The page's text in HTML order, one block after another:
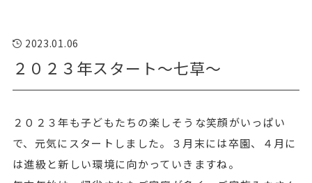
2023.01.06
２０２３年スタート～七草～
２０２３年も子どもたちの楽しそうな笑顔がいっぱい
で、元気にスタートしました。３月末には卒園、４月に
は進級と新しい環境に向かっていきますね。